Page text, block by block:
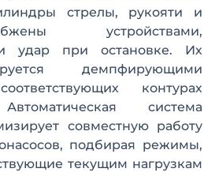
стрелы, рукояти и
устройствами,
удар при остановке. Их
демпфирующими
контурах
система
совместную работу
подбирая режимы,
текущим нагрузкам